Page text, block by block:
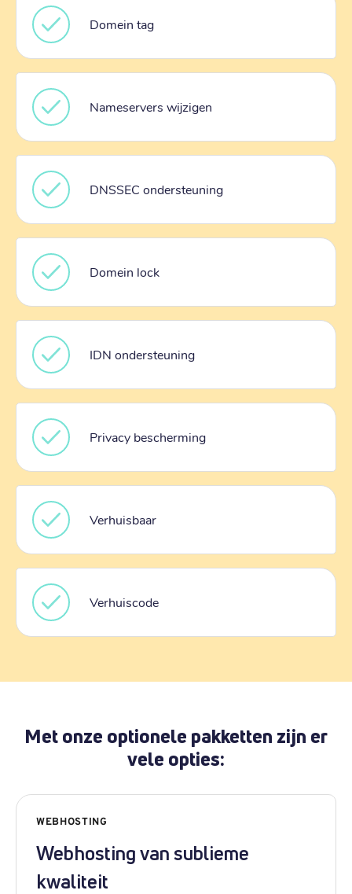
Domein tag
Nameservers wijzigen
DNSSEC ondersteuning
Domein lock
IDN ondersteuning
Privacy bescherming
Verhuisbaar
Verhuiscode
Met onze optionele pakketten zijn er
vele opties:
WEBHOSTING
Webhosting van sublieme
kwaliteit